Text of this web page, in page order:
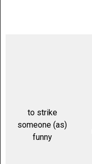
to strike
someone (as)
funny